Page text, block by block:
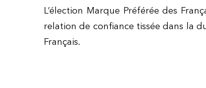
L’élection Marque Préférée des
relation de confiance tissée dans la
Français.